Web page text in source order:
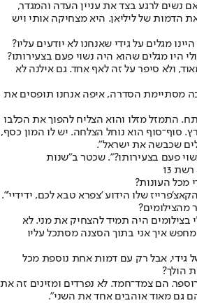
נשים לרגע בצד את עניין העדה והמגדר,
הדמות של ליליאן. היא מצחיקה אותי ויש
מגלים על גידי שאנחנו לא יודעים עליו?
היו מגלים שהוא היה נשוי פעם בצעירותו?
ולא סיפר על זה לאף אחד. גם אילנה לא
מסתיימת הסדרה, איפה אנחנו תופסים את
התמזל מזלו והוא הצליח להפוך את הכלבו
סוף־סוף הוא נוחל הצלחה. יש לו המון כסף,
שכבשה את ישראל".
פעם בצעירותו?". שכטר ב"שנות
מכל העונות?
שלו הידוע 'צפרא טבא לכם, ידידיי'".
בצילומים היה תמיד להצחיק את מני. לא
איך אני בתוך הסצנה מסתכל עליו
גידי, אבל רק עם דמות אחת נוספת מכל
הולך?
הם צמד־חמד. לא נפרדים ומזינים זה את
גם מאוד אוהבים אחד את השני".